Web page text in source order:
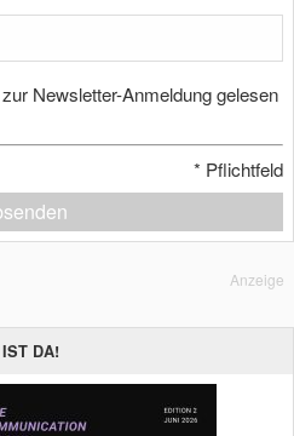
Newsletter-Anmeldung gelesen
* Pflichtfeld
Anzeige
DA!